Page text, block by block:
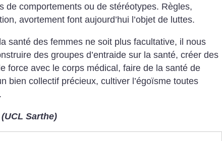
de comportements ou de stéréotypes. Règles,
avortement font aujourd’hui l’objet de luttes.
santé des femmes ne soit plus facultative, il nous
des groupes d’entraide sur la santé, créer des
force avec le corps médical, faire de la santé de
bien collectif précieux, cultiver l’égoïsme toutes
Sarthe)